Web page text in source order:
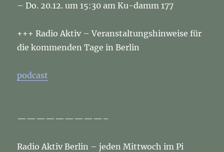
– Do. 20.12. um 15:30 am Ku-damm 177
+++ Radio Aktiv – Veranstaltungshinweise für
die kommenden Tage in Berlin
podcast
—————————–
Radio Aktiv Berlin – jeden Mittwoch im Pi